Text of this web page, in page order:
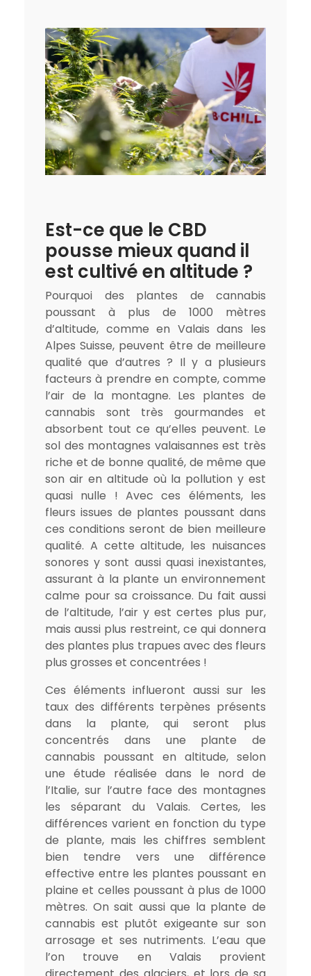
Est-ce que le CBD
pousse mieux quand il
est cultivé en altitude ?
Pourquoi des plantes de cannabis
poussant à plus de 1000 mètres
d’altitude, comme en Valais dans les
Alpes Suisse, peuvent être de meilleure
qualité que d’autres ? Il y a plusieurs
facteurs à prendre en compte, comme
l’air de la montagne. Les plantes de
cannabis sont très gourmandes et
absorbent tout ce qu’elles peuvent. Le
sol des montagnes valaisannes est très
riche et de bonne qualité, de même que
son air en altitude où la pollution y est
quasi nulle ! Avec ces éléments, les
fleurs issues de plantes poussant dans
ces conditions seront de bien meilleure
qualité. A cette altitude, les nuisances
sonores y sont aussi quasi inexistantes,
assurant à la plante un environnement
calme pour sa croissance. Du fait aussi
de l’altitude, l’air y est certes plus pur,
mais aussi plus restreint, ce qui donnera
des plantes plus trapues avec des fleurs
plus grosses et concentrées !
Ces éléments influeront aussi sur les
taux des différents terpènes présents
dans la plante, qui seront plus
concentrés dans une plante de
cannabis poussant en altitude, selon
une étude réalisée dans le nord de
l’Italie, sur l’autre face des montagnes
les séparant du Valais. Certes, les
différences varient en fonction du type
de plante, mais les chiffres semblent
bien tendre vers une différence
effective entre les plantes poussant en
plaine et celles poussant à plus de 1000
mètres. On sait aussi que la plante de
cannabis est plutôt exigeante sur son
arrosage et ses nutriments. L’eau que
l’on trouve en Valais provient